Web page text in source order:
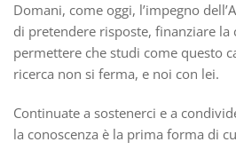
Domani, come oggi, l’impegno
di pretendere risposte, finanziare la
permettere che studi come questo
ricerca non si ferma, e noi con lei.
Continuate a sostenerci e a
la conoscenza è la prima forma di